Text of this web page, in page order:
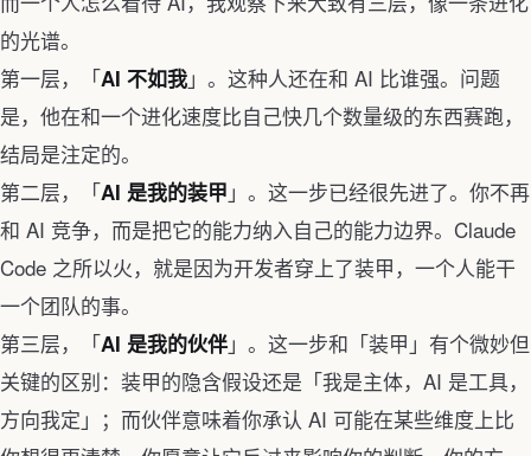
的光谱。
第一层，「AI 不如我」。这种人还在和 AI 比谁强。问题
是，他在和一个进化速度比自己快几个数量级的东西赛跑，
结局是注定的。
第二层，「AI 是我的装甲 」。这一步已经很先进了。你不再
和 AI 竞争，而是把它的能力纳入自己的能力边界。Claude
Code 之所以火，就是因为开发者穿上了装甲，一个人能干
一个团队的事。
第三层，「AI 是我的伙伴」。这一步和「装甲」有个微妙但
关键的区别：装甲的隐含假设还是「我是主体，AI 是工具，
方向我定」；而伙伴意味着你承认 AI 可能在某些维度上比